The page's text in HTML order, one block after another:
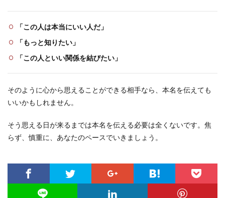
「この人は本当にいい人だ」
「もっと知りたい」
「この人といい関係を結びたい」
そのように心から思えることができる相手なら、本名を伝えても
いいかもしれません。
そう思える日が来るまでは本名を伝える必要は全くないです。焦
らず、慎重に、あなたのペースでいきましょう。